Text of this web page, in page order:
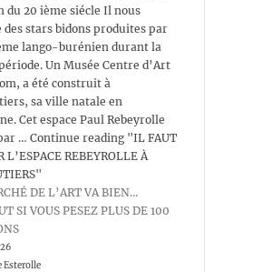
du 20 ième siécle Il nous
des stars bidons produites par
lango-burénien durant la
Un Musée Centre d’Art
a été construit à
sa ville natale en
Cet espace Paul Rebeyrolle
… Continue reading "IL FAUT
L’ESPACE REBEYROLLE À
DE L’ART VA BIEN…
SI VOUS PESEZ PLUS DE 100
Esterolle